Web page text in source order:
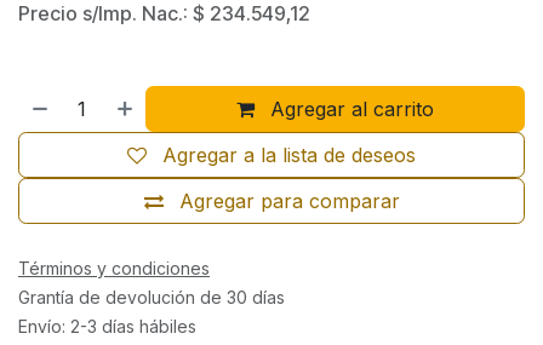
Precio s/Imp. Nac.: $ 234.549,12
Agregar al carrito
Agregar para comparar
Agregar a la lista de deseos
Términos y condiciones
Grantía de devolución de 30 días
Envío: 2-3 días hábiles